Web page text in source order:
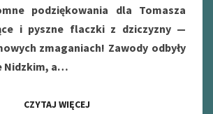
podziękowania dla Tomasza
i pyszne flaczki z dziczyzny —
zmaganiach! Zawody odbyły
Nidzkim, a…
CZYTAJ WIĘCEJCZYTAJ WIĘCEJ